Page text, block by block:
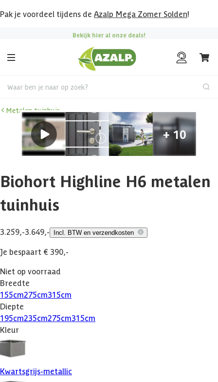
Pak je voordeel tijdens de Azalp Mega Zomer Solden!
Bekijk hier al onze deals!
Waar ben je naar op zoek?
Metalen tuinhuis
Biohort Highline H6 metalen
tuinhuis
3.259,-3.649,- Incl. BTW en verzendkosten
Je bespaart € 390,-
Niet op voorraad
Breedte
155cm275cm315cm
Diepte
195cm235cm275cm315cm
Kleur
Kwartsgrijs-metallic